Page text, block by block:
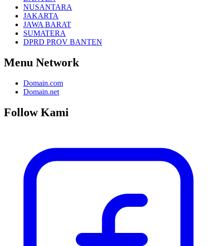
NUSANTARA
JAKARTA
JAWA BARAT
SUMATERA
DPRD PROV BANTEN
Menu Network
Domain.com
Domain.net
Follow Kami